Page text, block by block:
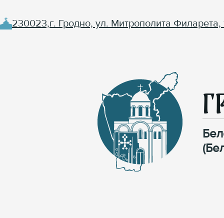
230023,г. Гродно, ул. Митрополита Филарета,